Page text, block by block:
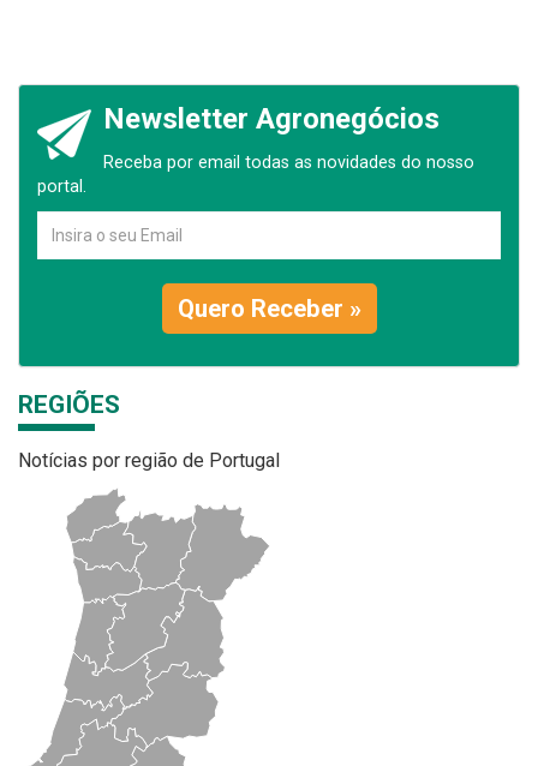
Newsletter Agronegócios
Receba por email todas as novidades do nosso
portal.
Quero Receber »
REGIÕES
Notícias por região de Portugal